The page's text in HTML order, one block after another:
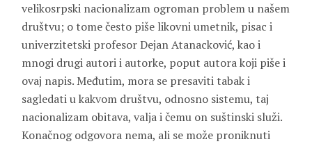
velikosrpski nacionalizam ogroman problem u našem
društvu; o tome često piše likovni umetnik, pisac i
univerzitetski profesor Dejan Atanacković, kao i
mnogi drugi autori i autorke, poput autora koji piše i
ovaj napis. Međutim, mora se presaviti tabak i
sagledati u kakvom društvu, odnosno sistemu, taj
nacionalizam obitava, valja i čemu on suštinski služi.
Konačnog odgovora nema, ali se može proniknuti